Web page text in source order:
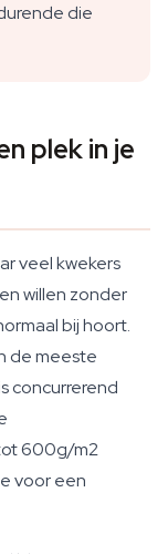
die
plek in je
veel kwekers
willen zonder
bij hoort.
de meeste
concurrerend
600g/m2
voor een